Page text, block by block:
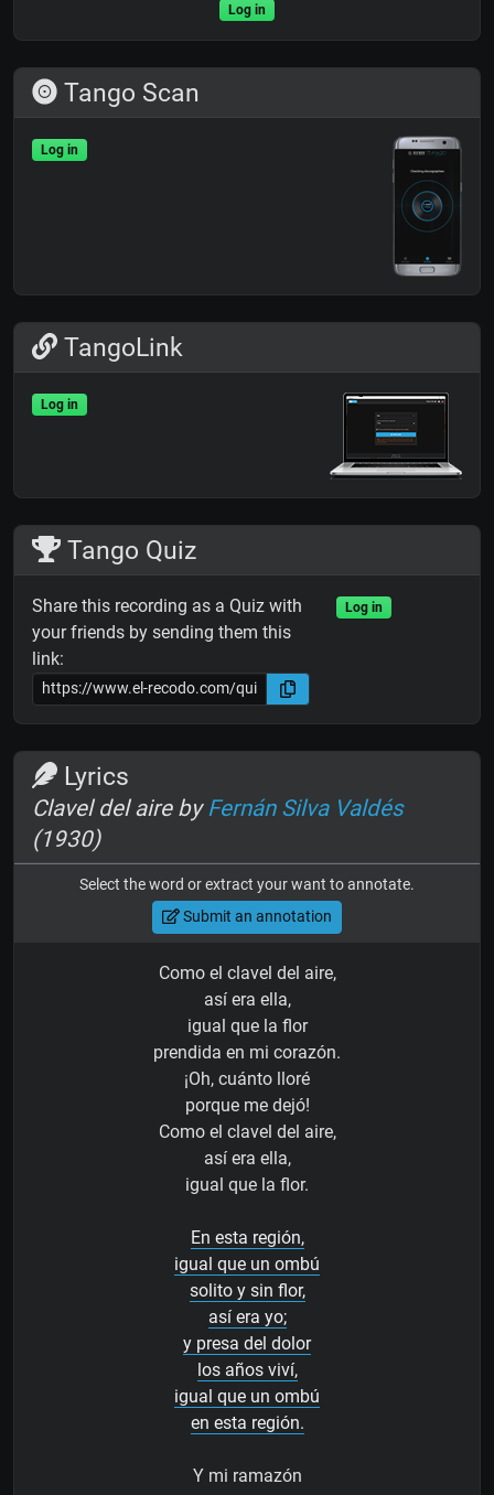
Log in
Tango Scan
Log in
TangoLink
Log in
Tango Quiz
Share this recording as a Quiz with
your friends by sending them this
link:
Log in
Lyrics
Clavel del aire byFernán Silva Valdés
(1930)
Select the word or extract your want to annotate.
Submit an annotation
Como el clavel del aire,
así era ella,
igual que la flor
prendida en mi corazón.
¡Oh, cuánto lloré
porque me dejó!
Como el clavel del aire,
así era ella,
igual que la flor.
En esta región,
igual que un ombú
solito y sin flor,
así era yo;
y presa del dolor
los años viví,
igual que un ombú
en esta región.
Y mi ramazón